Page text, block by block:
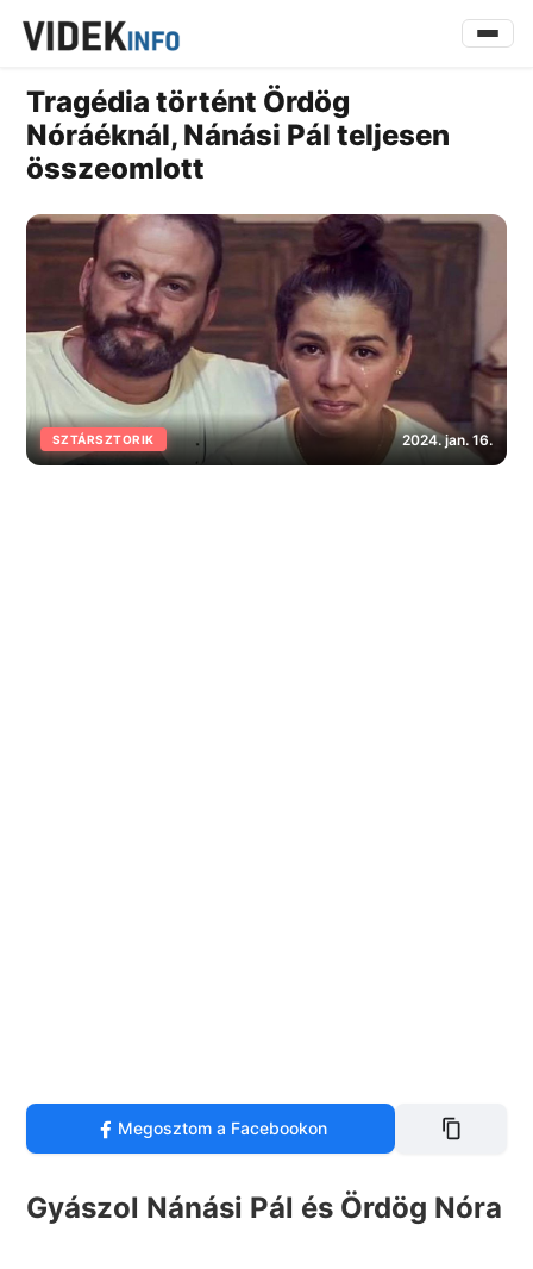
Tragédia történt Ördög
Nóráéknál, Nánási Pál teljesen
összeomlott
SZTÁRSZTORIK 2024. jan. 16.
Megosztom a Facebookon
Gyászol Nánási Pál és Ördög Nóra